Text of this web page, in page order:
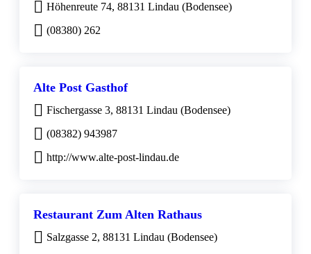
Höhenreute 74, 88131 Lindau (Bodensee)
(08380) 262
Alte Post Gasthof
Fischergasse 3, 88131 Lindau (Bodensee)
(08382) 943987
http://www.alte-post-lindau.de
Restaurant Zum Alten Rathaus
Salzgasse 2, 88131 Lindau (Bodensee)